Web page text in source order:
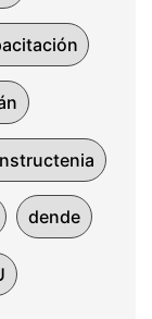
dende